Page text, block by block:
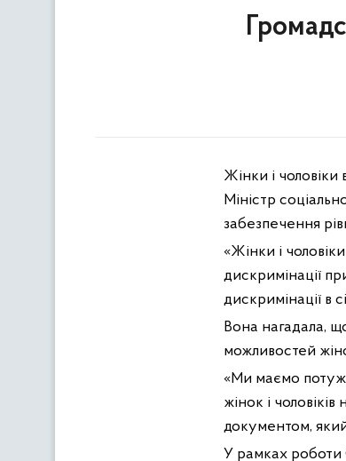
Жінки і чоловіки
Міністр
забезпечення
«Жінки і
дискримінації
дискримінації в
Вона нагадала,
можливостей
«Ми маємо
жінок і
документом,
У рамках роботи